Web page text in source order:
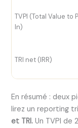
TVPI (Total Value to
In)
TRI net (IRR)
En résumé : deux
lirez un reporting
et TRI. Un TVPI de